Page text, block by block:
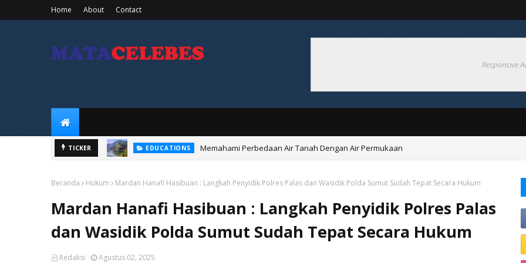
Home About Contact
Responsive
TICKER
EDUCATIONS Memahami Perbedaan Air Tanah Dengan Air Permukaan
KOTA MAKASSAR Dengan Kapasitas 27 Ribu Penonton, Stadion Sudiang di Proyeksikan Sebagai Markas
Beranda Hukum Mardan Hanafi Hasibuan : Langkah Penyidik Polres Palas dan Wasidik Polda Sumut Sudah Tepat Secara Hukum
Mardan Hanafi Hasibuan : Langkah Penyidik Polres Palas
dan Wasidik Polda Sumut Sudah Tepat Secara Hukum
Redaksi Agustus 02, 2025